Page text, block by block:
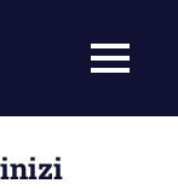
MENU